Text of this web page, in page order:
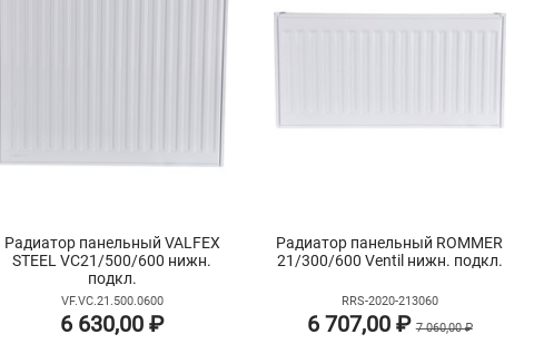
Радиатор панельный VALFEX
STEEL VC21/500/600 нижн.
подкл.
VF.VC.21.500.0600
6 630,00 ₽
Радиатор панельный ROMMER
21/300/600 Ventil нижн. подкл.
RRS-2020-213060
6 707,00 ₽7 060,00 ₽